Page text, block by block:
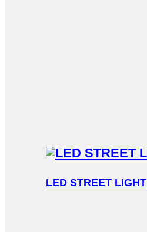
LED STREET LIGHT